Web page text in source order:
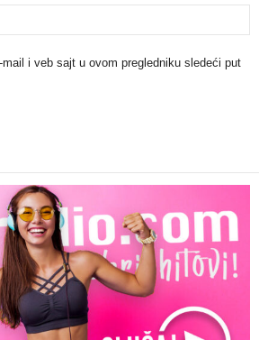
i veb sajt u ovom pregledniku sledeći put